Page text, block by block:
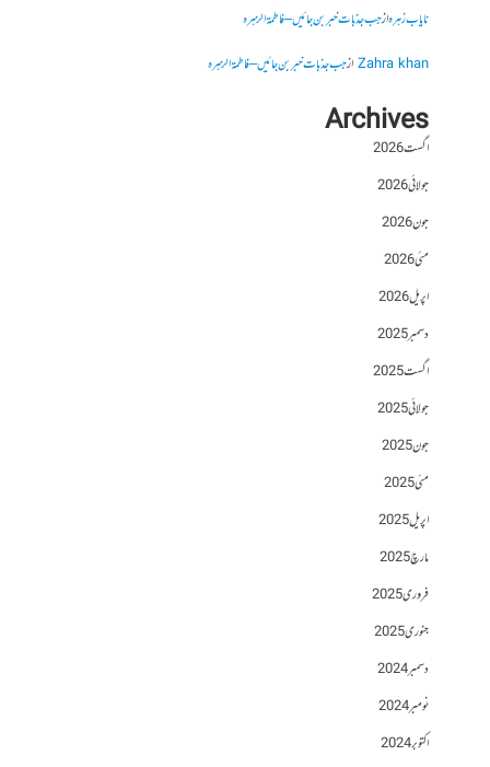
نایاب زہرہازجب جذبات خبر بن جائیں – فاطمۃالزہرہ
Zahra khanازجب جذبات خبر بن جائیں – فاطمۃالزہرہ
Archives
اگست 2026
جولائی 2026
جون 2026
مئی 2026
اپریل 2026
دسمبر 2025
اگست 2025
جولائی 2025
جون 2025
مئی 2025
اپریل 2025
مارچ 2025
فروری 2025
جنوری 2025
دسمبر 2024
نومبر 2024
اکتوبر 2024